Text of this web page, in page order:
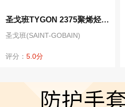
圣戈班TYGON 2375聚烯烃高透抗化学性食品饮料管医院消毒软管15m
圣戈班(SAINT-GOBAIN)
评分： 5.0分